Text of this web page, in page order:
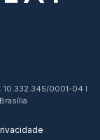
10.332.345/0001-04 I